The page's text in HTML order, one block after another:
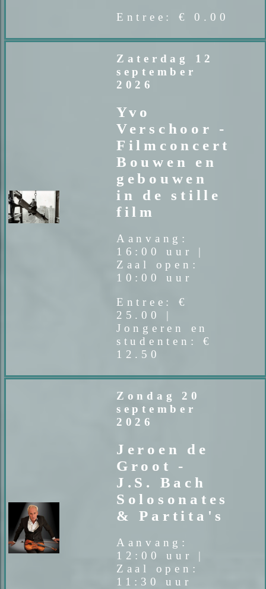
Entree: € 0.00
Zaterdag 12
september
2026
Yvo
Verschoor -
Filmconcert
Bouwen en
gebouwen
in de stille
film
Aanvang:
16:00 uur |
Zaal open:
10:00 uur
Entree: €
25.00 |
Jongeren en
studenten: €
12.50
Zondag 20
september
2026
Jeroen de
Groot -
J.S. Bach
Solosonates
& Partita's
Aanvang:
12:00 uur |
Zaal open:
11:30 uur